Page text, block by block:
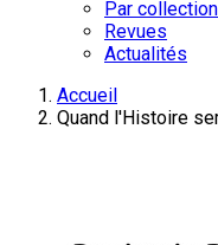
Par
Revues
Actualités
Accueil
Quand l'Histoire